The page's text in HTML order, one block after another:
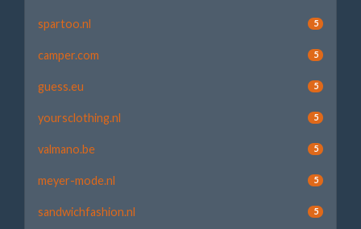
spartoo.nl 5
camper.com 5
guess.eu 5
yoursclothing.nl 5
valmano.be 5
meyer-mode.nl 5
sandwichfashion.nl 5